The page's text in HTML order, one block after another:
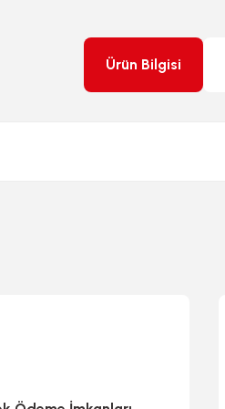
Ürün Bilgisi